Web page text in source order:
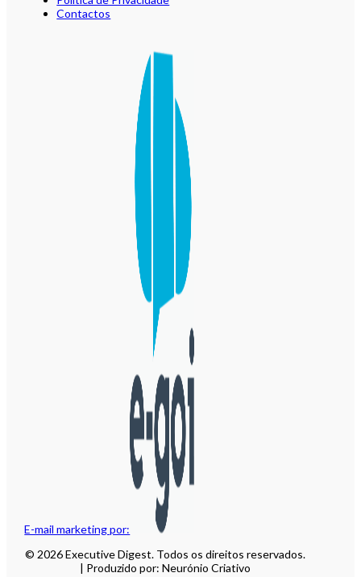
E-mail marketing por:
Contactos
© 2026 Executive Digest. Todos os direitos reservados.
| Produzido por: Neurónio Criativo